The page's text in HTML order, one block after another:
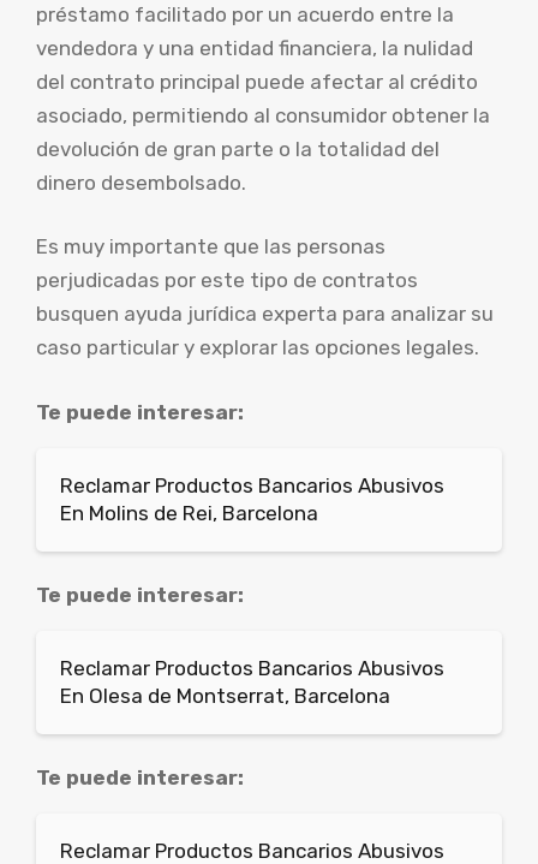
préstamo facilitado por un acuerdo entre la
vendedora y una entidad financiera, la nulidad
del contrato principal puede afectar al crédito
asociado, permitiendo al consumidor obtener la
devolución de gran parte o la totalidad del
dinero desembolsado.
Es muy importante que las personas
perjudicadas por este tipo de contratos
busquen ayuda jurídica experta para analizar su
caso particular y explorar las opciones legales.
Te puede interesar:
Reclamar Productos Bancarios Abusivos
En Molins de Rei, Barcelona
Te puede interesar:
Reclamar Productos Bancarios Abusivos
En Olesa de Montserrat, Barcelona
Te puede interesar:
Reclamar Productos Bancarios Abusivos